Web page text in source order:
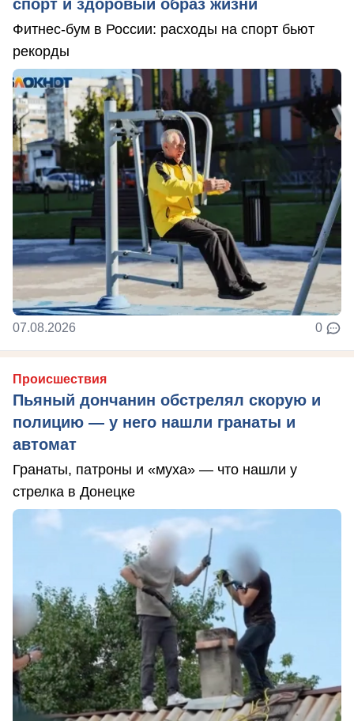
спорт и здоровый образ жизни
Фитнес-бум в России: расходы на спорт бьют
рекорды
07.08.2026 0
Происшествия
Пьяный дончанин обстрелял скорую и
полицию — у него нашли гранаты и
автомат
Гранаты, патроны и «муха» — что нашли у
стрелка в Донецке